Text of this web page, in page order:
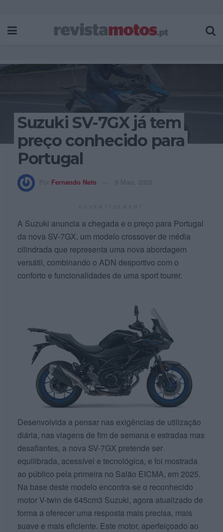
Suzuki SV-7GX já tem
preço conhecido para
Portugal
Por Fernando Neto 8 Maio, 2026
A Suzuki anuncia a chegada e o preço para Portugal
da nova SV-7GX, um modelo crossover de média
cilindrada que representa uma nova abordagem
versátil, combinando o ADN desportivo com o
conforto e funcionalidades de uma sport tourer.
Desenvolvida a pensar nas exigências de utilização
diária, nas viagens de fim de semana e estradas mas
desafiantes, a nova SV-7GX pretende ser
equilibrada, acessível e tecnológica, e foi mostrada
ao público pela primeira no Salão EICMA, em 2025.
Na base deste modelo encontra-se o reconhecido
motor V-twin de 645cm3 Suzuki, agora atualizado de
forma a oferecer uma resposta mais precisa, mais
suave e mais eficiente. Este motor, aperfeiçoado ao